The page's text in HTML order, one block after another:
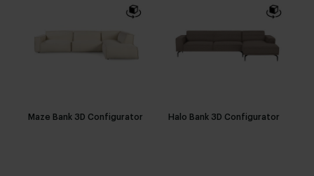
Maze Bank 3D Configurator Halo Bank 3D Configurator